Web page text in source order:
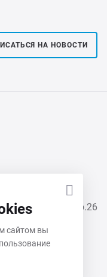
НА НОВОСТИ
Вал, д. 11, стр.26
сайтом вы